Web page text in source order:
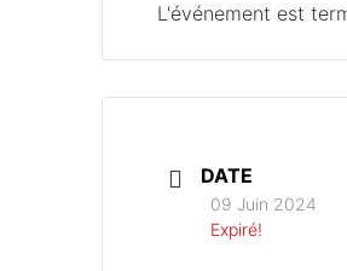
L'événement est
DATE
09 Juin 2024
Expiré!